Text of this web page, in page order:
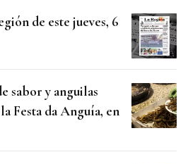
de este jueves, 6
sabor y anguilas
Festa da Anguía, en